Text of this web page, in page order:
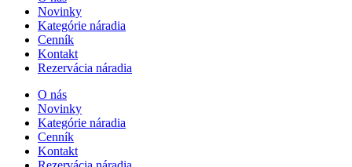
Novinky
Kategórie náradia
Cenník
Kontakt
Rezervácia náradia
O nás
Novinky
Kategórie náradia
Cenník
Kontakt